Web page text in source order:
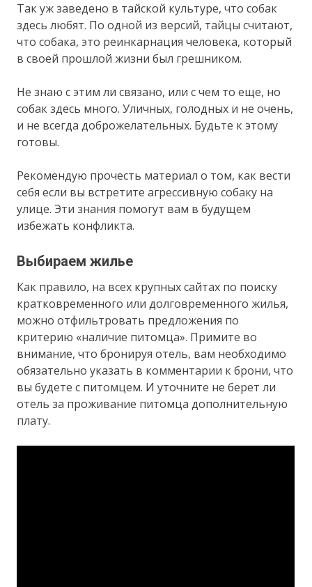
Так уж заведено в тайской культуре, что собак
здесь любят. По одной из версий, тайцы считают,
что собака, это реинкарнация человека, который
в своей прошлой жизни был грешником.
Не знаю с этим ли связано, или с чем то еще, но
собак здесь много. Уличных, голодных и не очень,
и не всегда доброжелательных. Будьте к этому
готовы.
Рекомендую прочесть материал о том, как вести
себя если вы встретите агрессивную собаку на
улице. Эти знания помогут вам в будущем
избежать конфликта.
Выбираем жилье
Как правило, на всех крупных сайтах по поиску
кратковременного или долговременного жилья,
можно отфильтровать предложения по
критерию «наличие питомца». Примите во
внимание, что бронируя отель, вам необходимо
обязательно указать в комментарии к брони, что
вы будете с питомцем. И уточните не берет ли
отель за проживание питомца дополнительную
плату.